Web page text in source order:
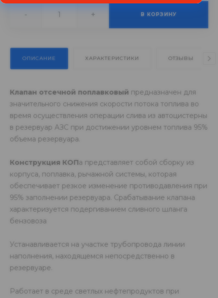
- + В КОРЗИНУ
ОПИСАНИЕ ХАРАКТЕРИСТИКИ ОТЗЫВЫ
Клапан отсечной поплавковый предназначен для
значительного снижения скорости потока топлива во
время осуществления операции слива из автоцистерны
в резервуар АЗС при достижении уровнем топлива 95%
объема резервуара.
Конструкция КОПа представляет собой сборку из
корпуса, поплавка, рычажной системы, которая
обеспечивает резкое изменение противодавления при
95% заполнении резервуара. Срабатывание клапана
характеризуется подергиванием сливного шланга
бензовоза
Устанавливается на участке трубопровода линии
наполнения, находящемся непосредственно в
резервуаре.
Работает в среде светлых нефтепродуктов при